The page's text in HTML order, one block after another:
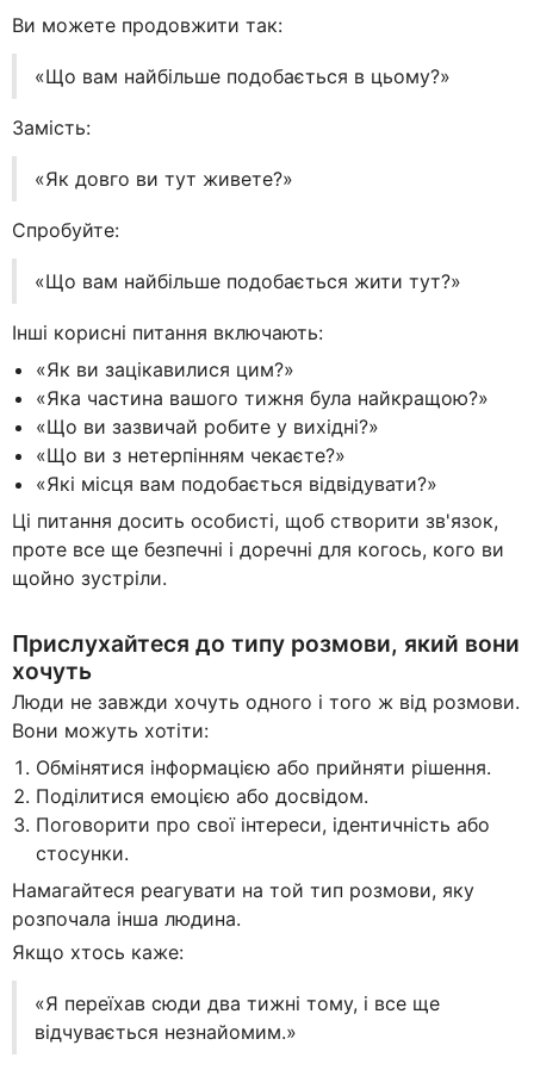
Ви можете продовжити так:
«Що вам найбільше подобається в цьому?»
Замість:
«Як довго ви тут живете?»
Спробуйте:
«Що вам найбільше подобається жити тут?»
Інші корисні питання включають:
«Як ви зацікавилися цим?»
«Яка частина вашого тижня була найкращою?»
«Що ви зазвичай робите у вихідні?»
«Що ви з нетерпінням чекаєте?»
«Які місця вам подобається відвідувати?»
Ці питання досить особисті, щоб створити зв'язок,
проте все ще безпечні і доречні для когось, кого ви
щойно зустріли.
Прислухайтеся до типу розмови, який вони
хочуть
Люди не завжди хочуть одного і того ж від розмови.
Вони можуть хотіти:
Обмінятися інформацією або прийняти рішення.
Поділитися емоцією або досвідом.
Поговорити про свої інтереси, ідентичність або
стосунки.
Намагайтеся реагувати на той тип розмови, яку
розпочала інша людина.
Якщо хтось каже:
«Я переїхав сюди два тижні тому, і все ще
відчувається незнайомим.»